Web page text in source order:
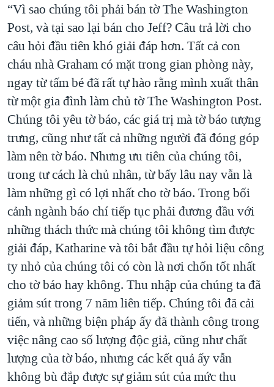
“Vì sao chúng tôi phải bán tờ The Washington
Post, và tại sao lại bán cho Jeff? Câu trả lời cho
câu hỏi đầu tiên khó giải đáp hơn. Tất cả con
cháu nhà Graham có mặt trong gian phòng này,
ngay từ tấm bé đã rất tự hào rằng mình xuất thân
từ một gia đình làm chủ tờ The Washington Post.
Chúng tôi yêu tờ báo, các giá trị mà tờ báo tượng
trưng, cũng như tất cả những người đã đóng góp
làm nên tờ báo. Nhưng ưu tiên của chúng tôi,
trong tư cách là chủ nhân, từ bấy lâu nay vẫn là
làm những gì có lợi nhất cho tờ báo. Trong bối
cảnh ngành báo chí tiếp tục phải đương đầu với
những thách thức mà chúng tôi không tìm được
giải đáp, Katharine và tôi bắt đầu tự hỏi liệu công
ty nhỏ của chúng tôi có còn là nơi chốn tốt nhất
cho tờ báo hay không. Thu nhập của chúng ta đã
giảm sút trong 7 năm liên tiếp. Chúng tôi đã cải
tiến, và những biện pháp ấy đã thành công trong
việc nâng cao số lượng độc giả, cũng như chất
lượng của tờ báo, nhưng các kết quả ấy vẫn
không bù đắp được sự giảm sút của mức thu